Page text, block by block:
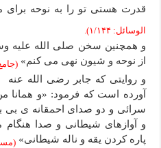
قدرت هستی تو را به نوحه
الوسائل: ۱/۱۴۴).
و همچنین سخن صلى الله علیه
از نوحه و شیون نهی می کنم»(جامع
و روایتی که جابر رضی الله عنه
آورده است که فرمود: «و همانا
سرائی و دو صدای احمقانه ی بی
و آوازهای شیطانی و صدا
پاره کردن یقه و ناله شیطانی»